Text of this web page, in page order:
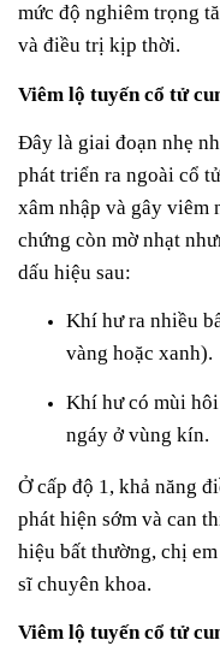
mức độ nghiêm trọng
và điều trị kịp thời.
Viêm lộ tuyến cổ tử
Đây là giai đoạn nhẹ
phát triển ra ngoài cổ
xâm nhập và gây viêm
chứng còn mờ nhạt
dấu hiệu sau:
Khí hư ra nhiều
vàng hoặc xanh).
Khí hư có mùi
ngáy ở vùng kín.
Ở cấp độ 1, khả năng
phát hiện sớm và can
hiệu bất thường, chị
sĩ chuyên khoa.
Viêm lộ tuyến cổ tử